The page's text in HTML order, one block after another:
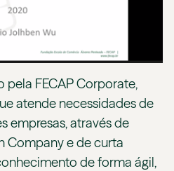
FECAP Corporate,
atende necessidades de
empresas, através de
Company e de curta
de forma ágil,